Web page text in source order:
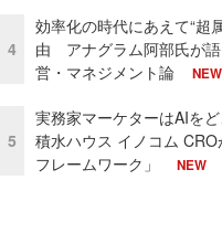
4
効率化の時代にあえて“超
由 アナグラム阿部氏が
営・マネジメント論
NEW
5
実務家マーケターはAIを
積水ハウス イノコム
フレームワーク」
NEW